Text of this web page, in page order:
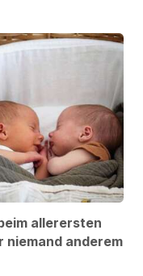
allerersten
anderem